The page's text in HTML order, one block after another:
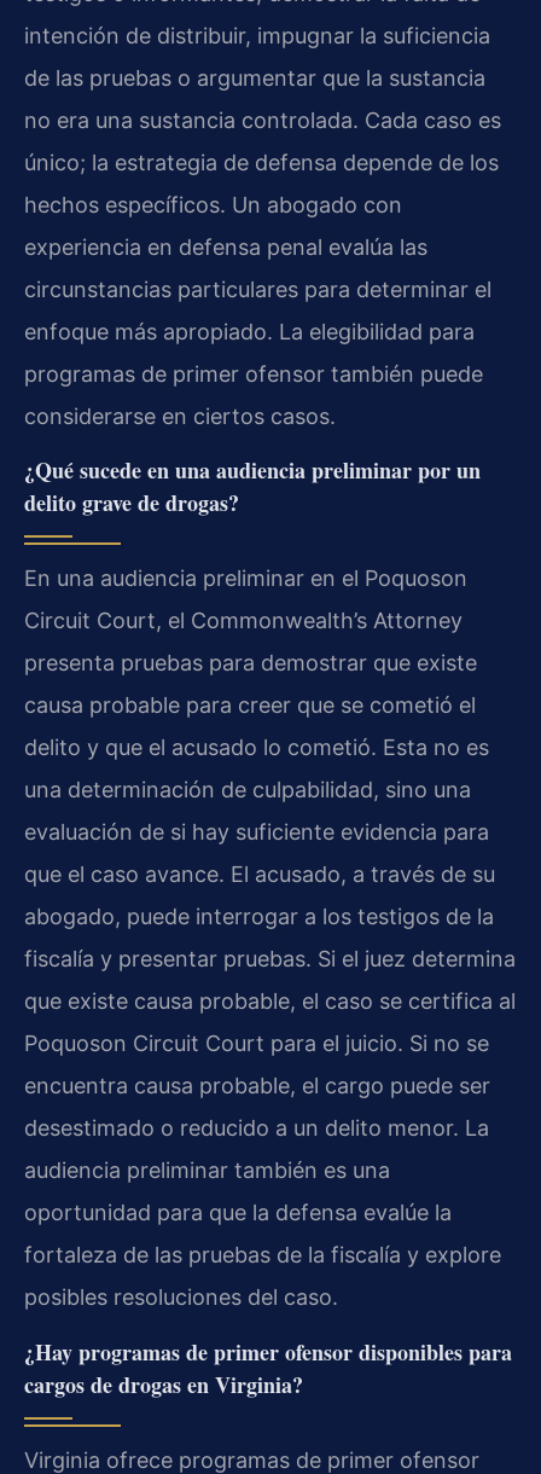
intención de distribuir, impugnar la suficiencia
de las pruebas o argumentar que la sustancia
no era una sustancia controlada. Cada caso es
único; la estrategia de defensa depende de los
hechos específicos. Un abogado con
experiencia en defensa penal evalúa las
circunstancias particulares para determinar el
enfoque más apropiado. La elegibilidad para
programas de primer ofensor también puede
considerarse en ciertos casos.
¿Qué sucede en una audiencia preliminar por un
delito grave de drogas?
En una audiencia preliminar en el Poquoson
Circuit Court, el Commonwealth’s Attorney
presenta pruebas para demostrar que existe
causa probable para creer que se cometió el
delito y que el acusado lo cometió. Esta no es
una determinación de culpabilidad, sino una
evaluación de si hay suficiente evidencia para
que el caso avance. El acusado, a través de su
abogado, puede interrogar a los testigos de la
fiscalía y presentar pruebas. Si el juez determina
que existe causa probable, el caso se certifica al
Poquoson Circuit Court para el juicio. Si no se
encuentra causa probable, el cargo puede ser
desestimado o reducido a un delito menor. La
audiencia preliminar también es una
oportunidad para que la defensa evalúe la
fortaleza de las pruebas de la fiscalía y explore
posibles resoluciones del caso.
¿Hay programas de primer ofensor disponibles para
cargos de drogas en Virginia?
Virginia ofrece programas de primer ofensor